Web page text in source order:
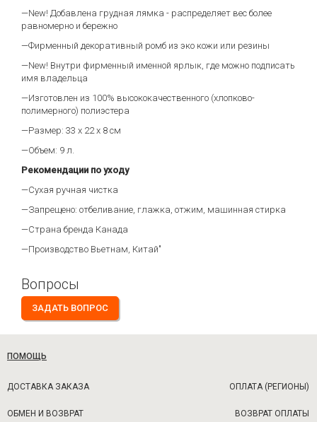
—New! Добавлена грудная лямка - распределяет вес более
равномерно и бережно
—Фирменный декоративный ромб из эко кожи или резины
—New! Внутри фирменный именной ярлык, где можно подписать
имя владельца
—Изготовлен из 100% высококачественного (хлопково-
полимерного) полиэстера
—Размер: 33 х 22 х 8 см
—Объем: 9 л.
Рекомендации по уходу
—Сухая ручная чистка
—Запрещено: отбеливание, глажка, отжим, машинная стирка
—Страна бренда Канада
—Производство Вьетнам, Китай"
Вопросы
ЗАДАТЬ ВОПРОС
ПОМОЩЬ
ДОСТАВКА ЗАКАЗА ОПЛАТА (РЕГИОНЫ)
ОБМЕН И ВОЗВРАТ ВОЗВРАТ ОПЛАТЫ